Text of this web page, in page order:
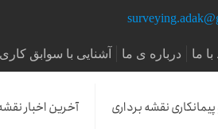
با ما درباره ی ما آشنایی با سوابق
نقشه برداری آخرین اخبار